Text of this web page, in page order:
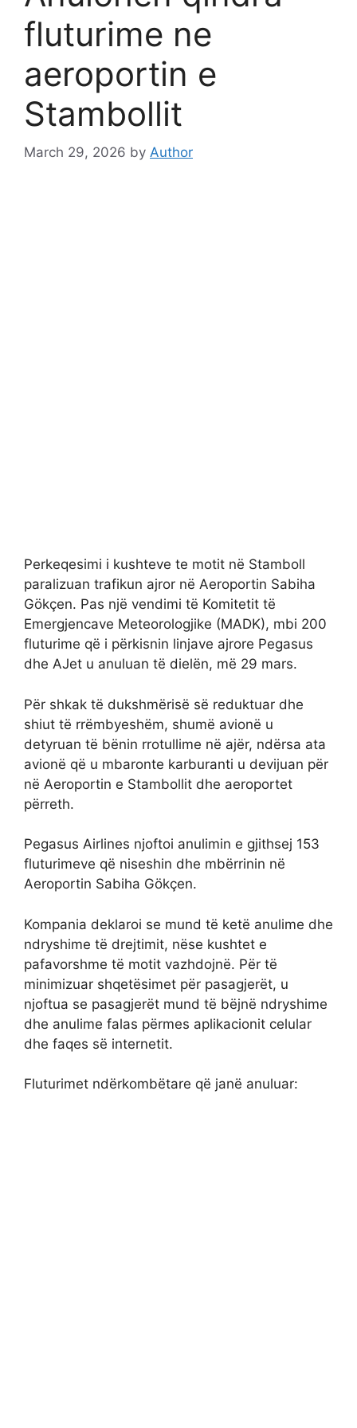
fluturime ne
aeroportin e
Stambollit
March 29, 2026 by Author
Perkeqesimi i kushteve te motit në Stamboll
paralizuan trafikun ajror në Aeroportin Sabiha
Gökçen. Pas një vendimi të Komitetit të
Emergjencave Meteorologjike (MADK), mbi 200
fluturime që i përkisnin linjave ajrore Pegasus
dhe AJet u anuluan të dielën, më 29 mars.
Për shkak të dukshmërisë së reduktuar dhe
shiut të rrëmbyeshëm, shumë avionë u
detyruan të bënin rrotullime në ajër, ndërsa ata
avionë që u mbaronte karburanti u devijuan për
në Aeroportin e Stambollit dhe aeroportet
përreth.
Pegasus Airlines njoftoi anulimin e gjithsej 153
fluturimeve që niseshin dhe mbërrinin në
Aeroportin Sabiha Gökçen.
Kompania deklaroi se mund të ketë anulime dhe
ndryshime të drejtimit, nëse kushtet e
pafavorshme të motit vazhdojnë. Për të
minimizuar shqetësimet për pasagjerët, u
njoftua se pasagjerët mund të bëjnë ndryshime
dhe anulime falas përmes aplikacionit celular
dhe faqes së internetit.
Fluturimet ndërkombëtare që janë anuluar: